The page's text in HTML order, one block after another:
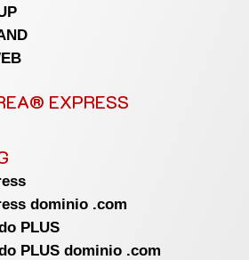
EXPRESS
dominio .com
PLUS
PLUS dominio .com